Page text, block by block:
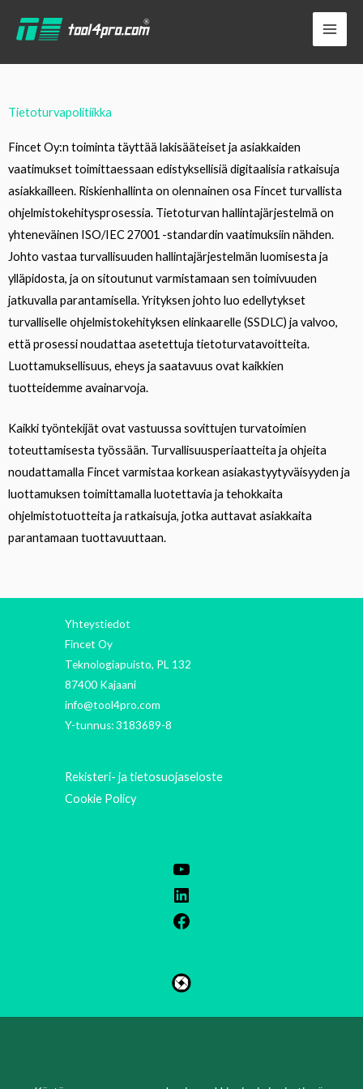
sisältöön
Tietoturvapolitiikka
Fincet Oy:n toiminta täyttää lakisääteiset ja asiakkaiden
vaatimukset toimittaessaan edistyksellisiä digitaalisia ratkaisuja
asiakkailleen. Riskienhallinta on olennainen osa Fincet turvallista
ohjelmistokehitysprosessia. Tietoturvan hallintajärjestelmä on
yhteneväinen ISO/IEC 27001 -standardin vaatimuksiin nähden.
Johto vastaa turvallisuuden hallintajärjestelmän luomisesta ja
ylläpidosta, ja on sitoutunut varmistamaan sen toimivuuden
jatkuvalla parantamisella. Yrityksen johto luo edellytykset
turvalliselle ohjelmistokehityksen elinkaarelle (SSDLC) ja valvoo,
että prosessi noudattaa asetettuja tietoturvatavoitteita.
Luottamuksellisuus, eheys ja saatavuus ovat kaikkien
tuotteidemme avainarvoja.
Kaikki työntekijät ovat vastuussa sovittujen turvatoimien
toteuttamisesta työssään. Turvallisuusperiaatteita ja ohjeita
noudattamalla Fincet varmistaa korkean asiakastyytyväisyyden ja
luottamuksen toimittamalla luotettavia ja tehokkaita
ohjelmistotuotteita ja ratkaisuja, jotka auttavat asiakkaita
parantamaan tuottavuuttaan.
Yhteystiedot
Fincet Oy
Teknologiapuisto, PL 132
87400 Kajaani
info@tool4pro.com
Y-tunnus: 3183689-8
Rekisteri- ja tietosuojaseloste
Cookie Policy